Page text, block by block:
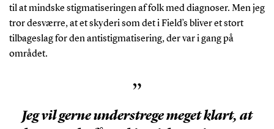
til at mindske stigmatiseringen af folk med diagnoser. Men jeg
tror desværre, at et skyderi som det i Field’s bliver et stort
tilbageslag for den antistigmatisering, der var i gang på
området.
”
Jeg vil gerne understrege meget klart, at